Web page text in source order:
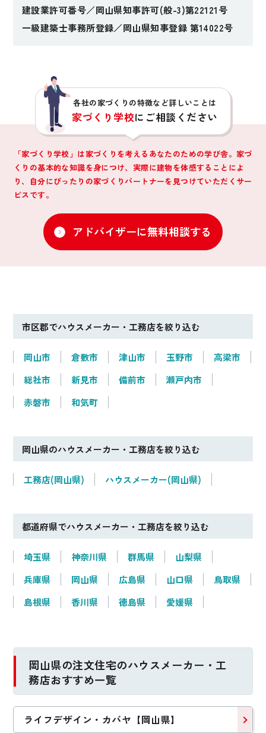
建設業許可番号／岡山県知事許可(般-3)第22121号
一級建築士事務所登録／岡山県知事登録 第14022号
各社の家づくりの特徴など詳しいことは
家づくり学校にご相談ください
「家づくり学校」は家づくりを考えるあなたのための学び舎。家づ
くりの基本的な知識を身につけ、 実際に建物を体感することによ
り、自分にぴったりの家づくりパートナーを見つけていただくサー
ビスです。
アドバイザーに無料相談する
市区郡でハウスメーカー・工務店を絞り込む
岡山市 倉敷市 津山市 玉野市
高梁市
総社市
新見市 備前市
瀬戸内市
赤磐市
和気町
岡山県のハウスメーカー・工務店を絞り込む
工務店(岡山県) ハウスメーカー(岡山県)
都道府県でハウスメーカー・工務店を絞り込む
埼玉県 神奈川県 群馬県
山梨県
兵庫県
岡山県 広島県 山口県
鳥取県
島根県
香川県 徳島県 愛媛県
岡山県の注文住宅のハウスメーカー・工
務店おすすめ一覧
ライフデザイン・カバヤ【岡山県】